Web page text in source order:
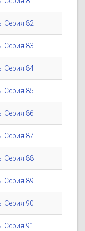
Серия 82
Серия 83
Серия 84
Серия 85
Серия 86
Серия 87
Серия 88
Серия 89
Серия 90
Серия 91